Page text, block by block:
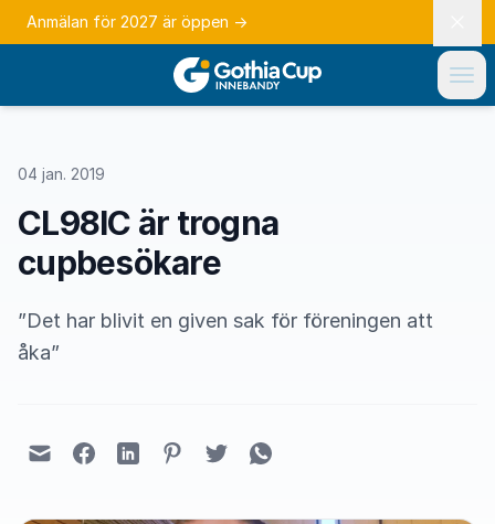
Anmälan för 2027 är öppen →
04 jan. 2019
CL98IC är trogna
cupbesökare
”Det har blivit en given sak för föreningen att
åka”